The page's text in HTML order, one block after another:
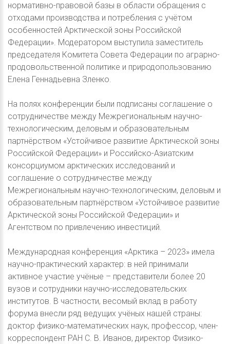
нормативно-правовой базы в области обращения с
отходами производства и потребления с учётом
особенностей Арктической зоны Российской
Федерации». Модератором выступила заместитель
председателя Комитета Совета Федерации по аграрно-
продовольственной политике и природопользованию
Елена Геннадьевна Зленко.
На полях конференции были подписаны соглашение о
сотрудничестве между Межрегиональным научно-
технологическим, деловым и образовательным
партнёрством «Устойчивое развитие Арктической зоны
Российской Федерации» и Российско-Азиатским
консорциумом арктических исследований и
соглашение о сотрудничестве между
Межрегиональным научно-технологическим, деловым и
образовательным партнёрством «Устойчивое развитие
Арктической зоны Российской Федерации» и
Агентством по привлечению инвестиций.
Международная конференция «Арктика – 2023» имела
научно-практический характер: в ней принимали
активное участие учёные – представители более 20
вузов и сотрудники научно-исследовательских
институтов. В частности, весомый вклад в работу
форума внесли ряд ведущих учёных нашей страны:
доктор физико-математических наук, профессор, член-
корреспондент РАН С. В. Иванов, директор Физико-